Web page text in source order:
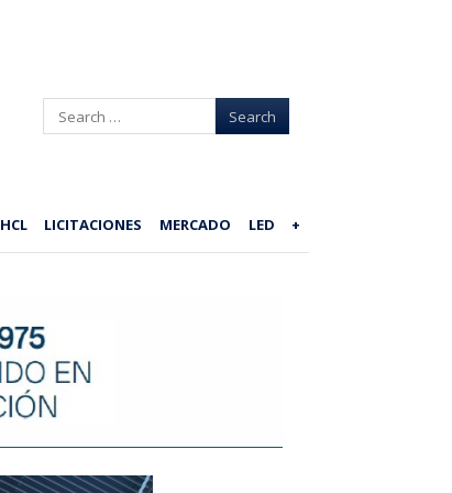
Search
HCL LICITACIONES MERCADO LED +